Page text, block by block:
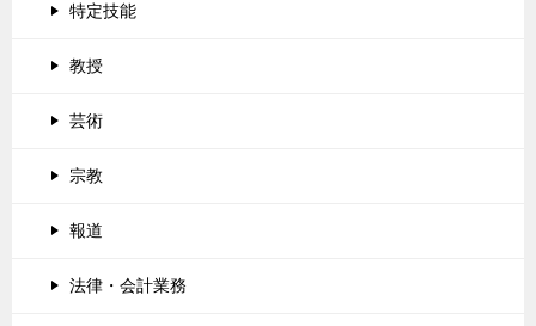
特定技能
教授
芸術
宗教
報道
法律・会計業務